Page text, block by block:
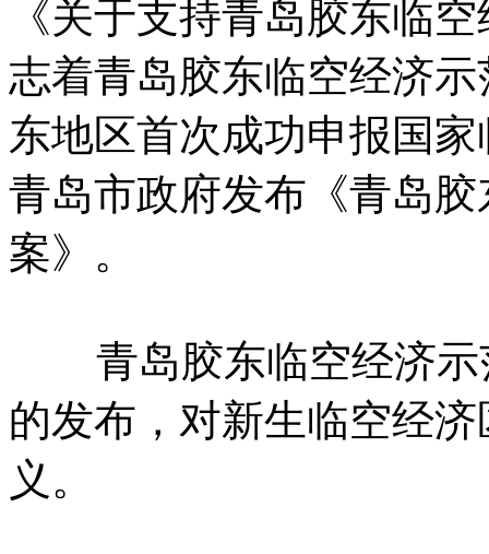
《关于支持青岛胶东临
志着青岛胶东临空经济
东地区首次成功申报国
青岛市政府发布《青岛
案》。
青岛胶东临空经济示
的发布，对新生临空经
义。